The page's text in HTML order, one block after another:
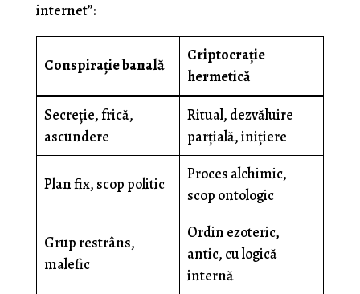
internet”:
Conspirație banală
Criptocrație
hermetică
Secreție, frică,
ascundere
Ritual, dezvăluire
parțială, inițiere
Plan fix, scop politic
Proces alchimic,
scop ontologic
Grup restrâns,
malefic
Ordin ezoteric,
antic, cu logică
internă